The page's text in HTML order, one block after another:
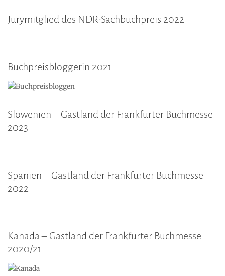
Jurymitglied des NDR-Sachbuchpreis 2022
Buchpreisbloggerin 2021
Slowenien – Gastland der Frankfurter Buchmesse
2023
Spanien – Gastland der Frankfurter Buchmesse
2022
Kanada – Gastland der Frankfurter Buchmesse
2020/21